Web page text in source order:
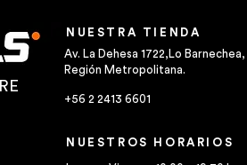
NUESTRA TIENDA
Av. La Dehesa 1722,Lo Barnechea,
Región Metropolitana.
+56 2 2413 6601
NUESTROS HORARIOS